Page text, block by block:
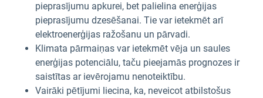
pieprasījumu apkurei, bet palielina enerģijas
pieprasījumu dzesēšanai. Tie var ietekmēt arī
elektroenerģijas ražošanu un pārvadi.
Klimata pārmaiņas var ietekmēt vēja un saules
enerģijas potenciālu, taču pieejamās prognozes ir
saistītas ar ievērojamu nenoteiktību.
Vairāki pētījumi liecina, ka, neveicot atbilstošus